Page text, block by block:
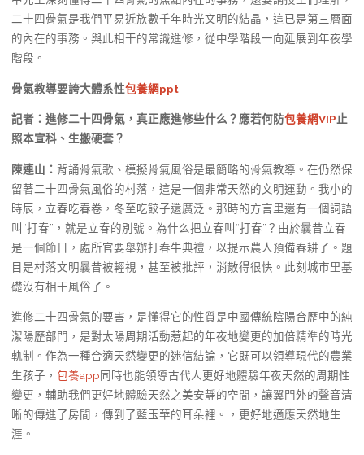
二十四骨氣是我們平易近族數千年時光文明的結晶，這已是第三層面
的內在的事務。與此相干的常識進修，從中學階段一向延展到年夜學
階段。
骨氣教導要誇大體系性包養網ppt
記者：進修二十四骨氣，真正應進修些什么？應若何防包養網VIP止
照本宣科、生搬硬套？
陳連山： 背誦骨氣歌、模擬骨氣風俗是最簡略的骨氣教導。在仍然保
留著二十四骨氣風俗的村落，這是一個非常天然的文明運動。我小的
時辰，立春吃春卷，冬至吃餃子還廣泛。那時的方言里還有一個詞語
叫“打春”，就是立春的別號。為什么把立春叫“打春”？由於曩昔立春
是一個節日，處所官要舉辦打春牛典禮，以提示農人預備春耕了。題
目是村落文明曩昔被輕視，甚至被批評，消散得很快。此刻城市里基
礎沒有相干風俗了。
進修二十四骨氣的要害，是懂得它的性質是中國傳統陰陽合歷中的純
潔陽歷部門，是對太陽周期活動惹起的年夜地變更的加倍精準的時光
軌制。作為一種合適天然變更的迷信結論，它既可以領導現代的農業
生孩子， 包養app同時也能領導古代人更好地體驗年夜天然的周期性
變更，輔助我們更好地體驗天然之美安靜的空間，讓翼門外的聲音清
晰的傳進了房間，傳到了藍玉華的耳朵裡。，更好地適應天然地生
涯。